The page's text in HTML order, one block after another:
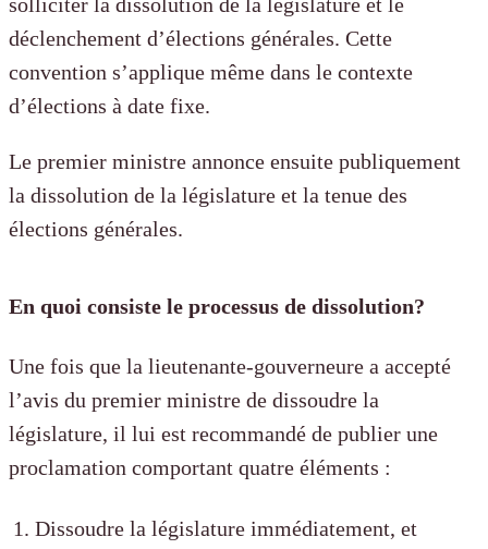
déclenchement d’élections générales. Cette
convention s’applique même dans le contexte
d’élections à date fixe.
Le premier ministre annonce ensuite publiquement
la dissolution de la législature et la tenue des
élections générales.
En quoi consiste le processus de dissolution?
Une fois que la lieutenante-gouverneure a accepté
l’avis du premier ministre de dissoudre la
législature, il lui est recommandé de publier une
proclamation comportant quatre éléments :
Dissoudre la législature immédiatement, et